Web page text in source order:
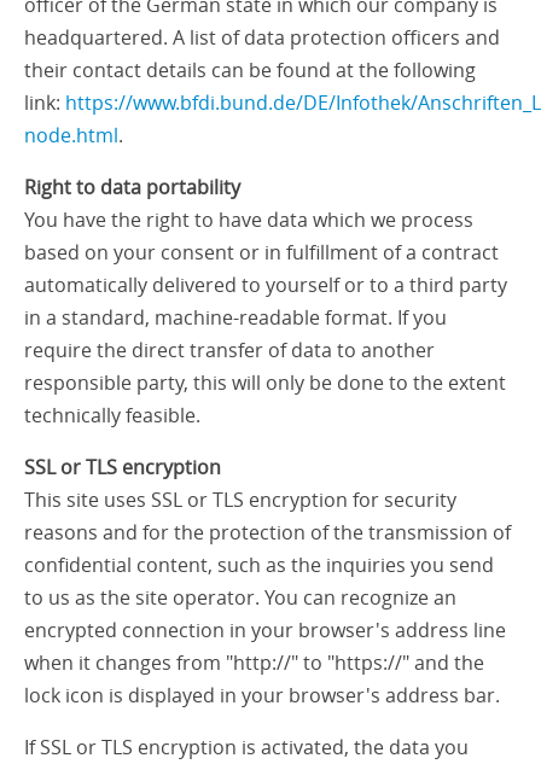
headquartered. A list of data protection officers and
their contact details can be found at the following
link: https://www.bfdi.bund.de/DE/Infothek/
node.html.
Right to data portability
You have the right to have data which we process
based on your consent or in fulfillment of a contract
automatically delivered to yourself or to a third party
in a standard, machine-readable format. If you
require the direct transfer of data to another
responsible party, this will only be done to the extent
technically feasible.
SSL or TLS encryption
This site uses SSL or TLS encryption for security
reasons and for the protection of the transmission of
confidential content, such as the inquiries you send
to us as the site operator. You can recognize an
encrypted connection in your browser's address line
when it changes from "http://" to "https://" and the
lock icon is displayed in your browser's address bar.
If SSL or TLS encryption is activated, the data you